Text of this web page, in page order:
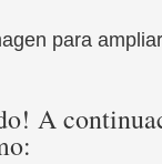
para ampliar
A